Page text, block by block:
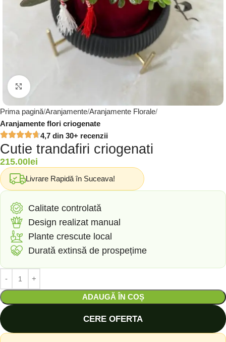
Click to enlarge
Prima pagină Aranjamente Aranjamente Florale
Aranjamente flori criogenate
4,7 din 30+ recenzii
Cutie trandafiri criogenati
215.00lei
Livrare Rapidă în Suceava!
Calitate controlată
Design realizat manual
Plante crescute local
Durată extinsă de prospețime
ADAUGĂ ÎN COȘ
CERE OFERTA